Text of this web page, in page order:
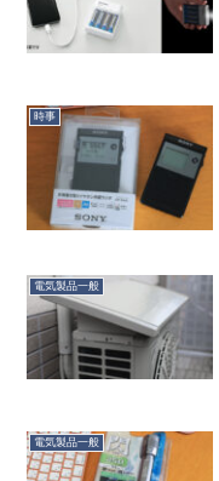
時事
電気製品一般
電気製品一般